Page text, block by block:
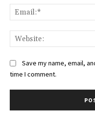
Save my name, email,
time I comment.